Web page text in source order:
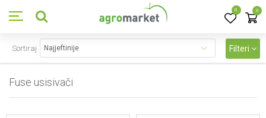
0 0
Fuse usisivači
Sortiraj Filteri